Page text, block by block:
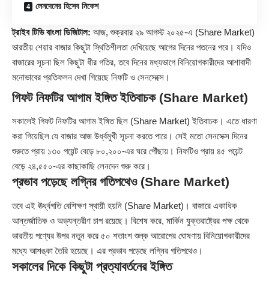
লেনদেনের হিসেব নিকেশ
ট্রাইব টিভি বাংলা ডিজিটাল: আজ, শুক্রবার ২৯ আগস্ট ২০২৫-এ (Share Market)
ভারতীয় শেয়ার বাজার কিছুটা স্থিতিশীলতা দেখিয়েছে আগের দিনের পতনের পরে। যদিও
বাজারের সূচনা ছিল কিছুটা ধীর গতির, তবে দিনের মধ্যভাগে বিনিয়োগকারীদের আশাবাদী
মনোভাবের প্রতিফলন দেখা গিয়েছে নিফটি ও সেনসেক্সে।
গিফট নিফটির আগাম ইঙ্গিত ইতিবাচক (Share Market)
সকালেই গিফট নিফটির আগাম ইঙ্গিত ছিল (Share Market) ইতিবাচক। এতে ধারণা
করা গিয়েছিল যে বাজার আজ উর্ধ্বমুখী সূচনা করতে পারে। সেই মতো সেনসেক্স দিনের
শুরুতে প্রায় ১৩০ পয়েন্ট বেড়ে ৮০,২০০-এর ঘরে পৌঁছায়। নিফটিও প্রায় ৪৫ পয়েন্ট
বেড়ে ২৪,৫৫০-এর কাছাকাছি লেনদেন শুরু করে।
প্রভাব পড়েছে লগ্নির গতিপথেও (Share Market)
তবে এই ঊর্ধ্বগতি বেশিক্ষণ স্থায়ী হয়নি (Share Market)। বাজারে একাধিক
আন্তর্জাতিক ও অভ্যন্তরীণ চাপ রয়েছে। বিশেষ করে, মার্কিন যুক্তরাষ্ট্রের পক্ষ থেকে
ভারতীয় পণ্যের উপর নতুন করে ৫০ শতাংশ শুল্ক আরোপের ঘোষণায় বিনিয়োগকারীদের
মধ্যে আশঙ্কা তৈরি হয়েছে। এর প্রভাব পড়েছে লগ্নির গতিপথেও।
সকালের দিকে কিছুটা প্রত্যাবর্তনের ইঙ্গিত